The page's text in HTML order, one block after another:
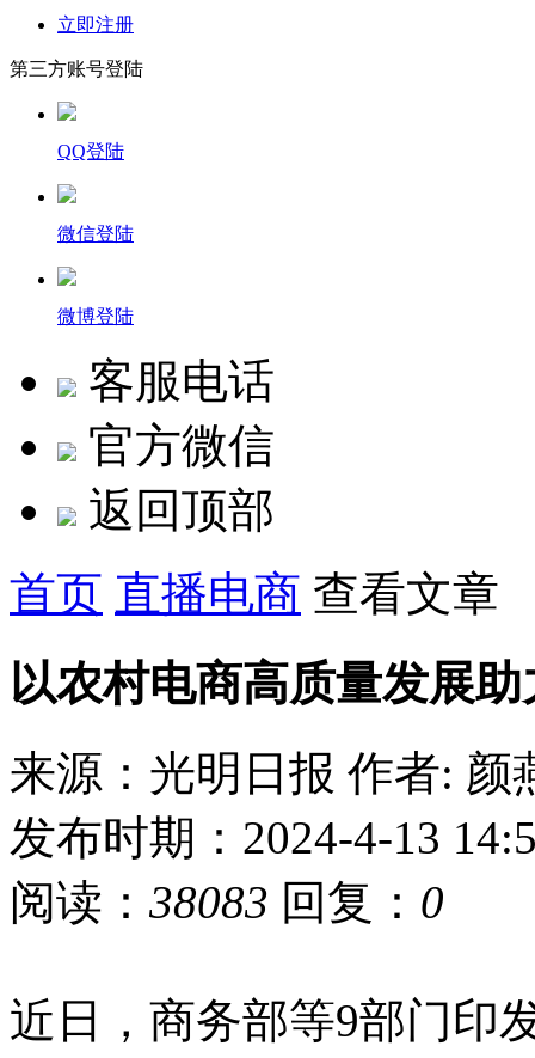
立即注册
第三方账号登陆
QQ登陆
微信登陆
微博登陆
客服电话
官方微信
返回顶部
首页 直播电商 查看文章
以农村电商高质量发展
来源：光明日报 作者: 颜
发布时期：2024-4-13
阅读： 38083 回复： 0
近日，商务部等9部门印